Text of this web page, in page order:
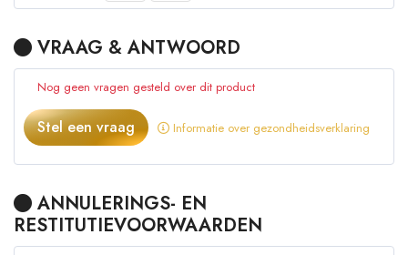
VRAAG & ANTWOORD
Nog geen vragen gesteld over dit product
Stel een vraag Informatie over gezondheidsverklaring
ANNULERINGS- EN
RESTITUTIEVOORWAARDEN